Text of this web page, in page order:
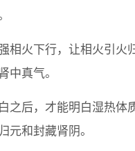
相火下行，让相火引火
中真气。
之后，才能明白湿热体
元和封藏肾阴。